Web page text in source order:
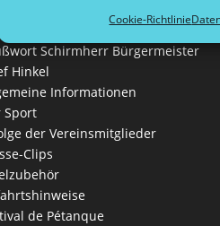
Cookie-Richtlinie
Schirmherr Bürgermeister
Hinkel
Informationen
Sport
der Vereinsmitglieder
Clips
de Pétanque